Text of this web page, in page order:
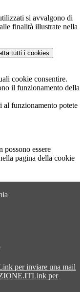
si avvalgono di
finalità illustrate nella
tutti i cookies
cookie consentire.
il funzionamento della
al funzionamento potete
possono essere
pagina della cookie
per inviare una mail
Link per